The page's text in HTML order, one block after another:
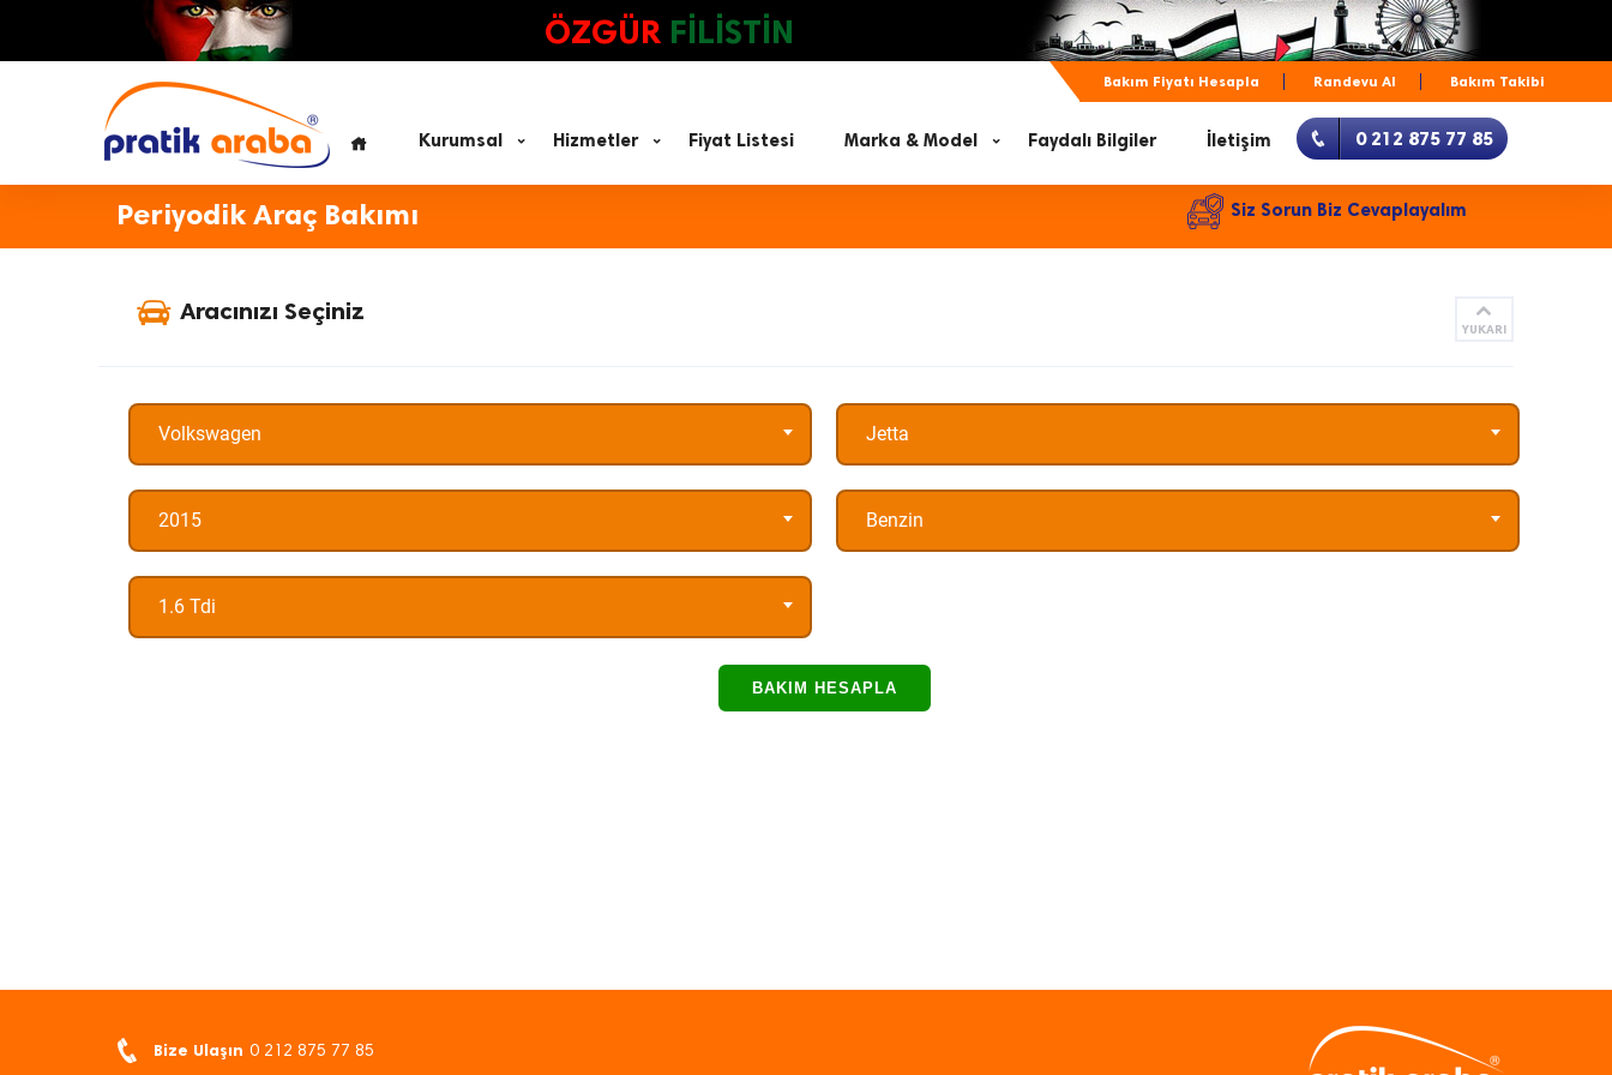
ÖZGÜR FİLİSTİN
Bakım Fiyatı Hesapla Randevu Al Bakım Takibi
Kurumsal Hizmetler Fiyat Listesi Marka & Model Faydalı Bilgiler İletişim 0 212 875 77 85
Periyodik Araç Bakımı Siz Sorun Biz Cevaplayalım
Aracınızı Seçiniz
YUKARI
Volkswagen Jetta
2015 Benzin
1.6 Tdi
BAKIM HESAPLA
Bize Ulaşın 0 212 875 77 85